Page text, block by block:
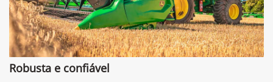
Robusta e confiável